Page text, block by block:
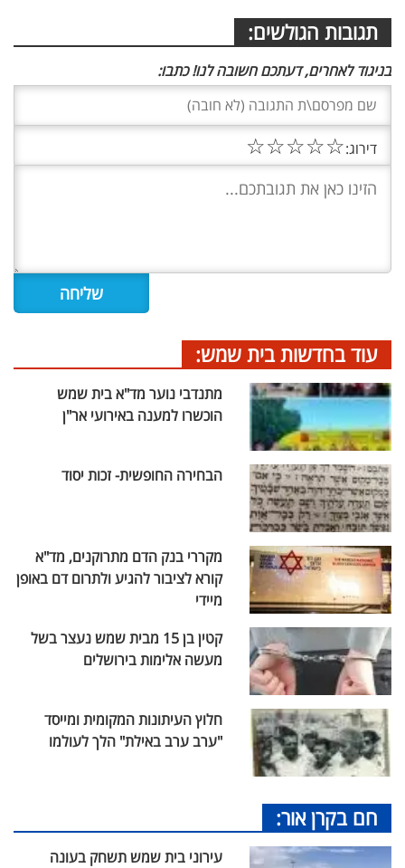
תגובות הגולשים:
בניגוד לאחרים, דעתכם חשובה לנו! כתבו:
דירוג:☆
☆
☆
☆
☆
עוד בחדשות בית שמש:
מתנדבי נוער מד"א בית שמש
הוכשרו למענה באירועי אר"ן
הבחירה החופשית- זכות יסוד
מקררי בנק הדם מתרוקנים, מד"א
קורא לציבור להגיע ולתרום דם באופן
מיידי
קטין בן 15 מבית שמש נעצר בשל
מעשה אלימות בירושלים
חלוץ העיתונות המקומית ומייסד
"ערב ערב באילת" הלך לעולמו
חם בקרן אור:
עירוני בית שמש תשחק בעונה